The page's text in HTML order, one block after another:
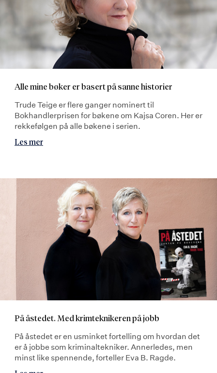
Alle mine bøker er basert på sanne historier
Trude Teige er flere ganger nominert til
Bokhandlerprisen for bøkene om Kajsa Coren. Her er
rekkefølgen på alle bøkene i serien.
Les mer
På åstedet. Med krimteknikeren på jobb
På åstedet er en usminket fortelling om hvordan det
er å jobbe som kriminaltekniker. Annerledes, men
minst like spennende, forteller Eva B. Ragde.